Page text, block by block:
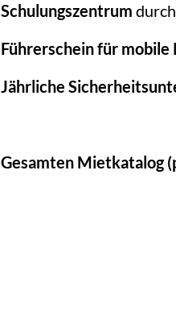
Schulungszentrum
Führerschein für mobile
Jährliche
Gesamten Mietkatalog